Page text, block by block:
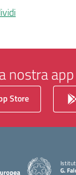
nostra
Store
G.